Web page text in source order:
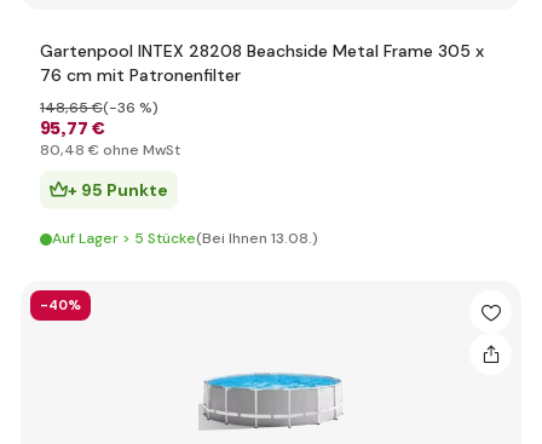
Gartenpool INTEX 28208 Beachside Metal Frame 305 x
76 cm mit Patronenfilter
95,77 €
148,65 €(-36 %)
80,48 € ohne MwSt
+ 95 Punkte
Auf Lager > 5 Stücke(Bei Ihnen 13.08.)
-40%